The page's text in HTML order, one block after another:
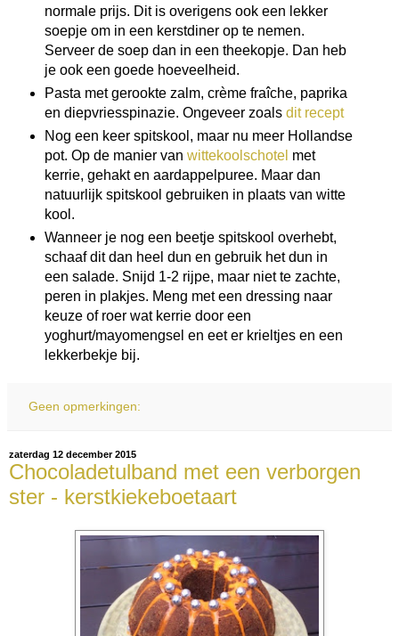
normale prijs. Dit is overigens ook een lekker
soepje om in een kerstdiner op te nemen.
Serveer de soep dan in een theekopje. Dan heb
je ook een goede hoeveelheid.
Pasta met gerookte zalm, crème fraîche, paprika
en diepvriesspinazie. Ongeveer zoals dit recept
Nog een keer spitskool, maar nu meer Hollandse
pot. Op de manier van wittekoolschotel met
kerrie, gehakt en aardappelpuree. Maar dan
natuurlijk spitskool gebruiken in plaats van witte
kool.
Wanneer je nog een beetje spitskool overhebt,
schaaf dit dan heel dun en gebruik het dun in
een salade. Snijd 1-2 rijpe, maar niet te zachte,
peren in plakjes. Meng met een dressing naar
keuze of roer wat kerrie door een
yoghurt/mayomengsel en eet er krieltjes en een
lekkerbekje bij.
Geen opmerkingen:
zaterdag 12 december 2015
Chocoladetulband met een verborgen
ster - kerstkiekeboetaart